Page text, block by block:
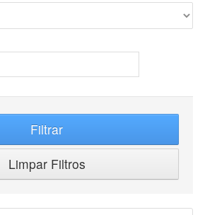
Filtrar
Limpar Filtros